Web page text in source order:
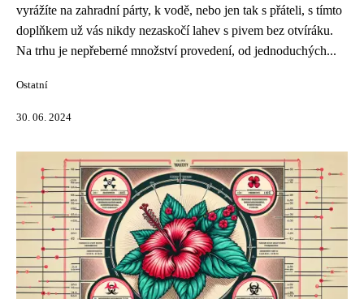
vyrážíte na zahradní párty, k vodě, nebo jen tak s přáteli, s tímto
doplňkem už vás nikdy nezaskočí lahev s pivem bez otvíráku.
Na trhu je nepřeberné množství provedení, od jednoduchých...
Ostatní
30. 06. 2024